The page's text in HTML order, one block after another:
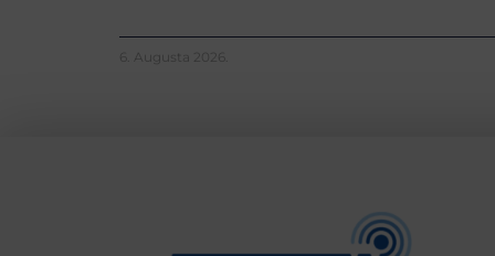
6. Augusta 2026.